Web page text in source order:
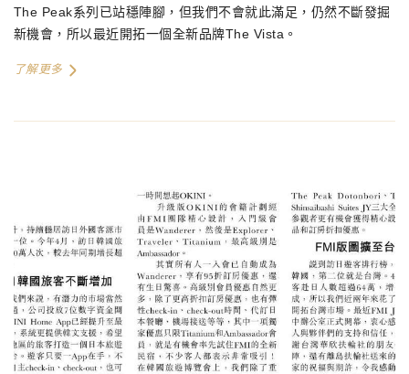
The Peak系列已站穩陣腳，但我們不會就此滿足，仍然不斷發掘
新機會，所以最近開拓一個全新品牌The Vista。
了解更多